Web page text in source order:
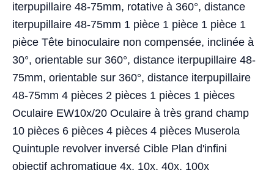
iterpupillaire 48-75mm, rotative à 360°, distance
iterpupillaire 48-75mm 1 pièce 1 pièce 1 pièce 1
pièce Tête binoculaire non compensée, inclinée à
30°, orientable sur 360°, distance iterpupillaire 48-
75mm, orientable sur 360°, distance iterpupillaire
48-75mm 4 pièces 2 pièces 1 pièces 1 pièces
Oculaire EW10x/20 Oculaire à très grand champ
10 pièces 6 pièces 4 pièces 4 pièces Muserola
Quintuple revolver inversé Cible Plan d'infini
objectif achromatique 4x, 10x, 40x, 100x